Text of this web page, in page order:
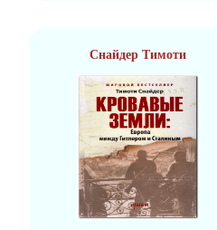
Снайдер Тимоти